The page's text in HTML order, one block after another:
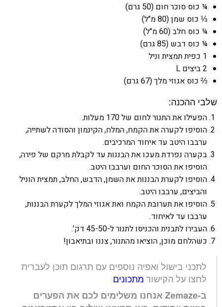
¼ כוס סוכר חום (50 גרם)
⅓ כוס שמן (80 מ"ל)
¼ כוס חלב (60 מ"ל)
¼ כוס דבש (85 גרם)
⅔ כוס אגוזי מלך (67 גרם)
שלבי ההכנה:
הפעילו את התנור לחום של 170 מעלות.
הוסיפו לקערה את הקמח, המלח, הקינמון והסודה לשתייה,
ערבבו היטב עד איחוד המרכיבים.
בקערה נפרדת מעכו את הבננות עד לקבלת מרקם של פירה,
הוסיפו את הסוכר החום וערבבו היטב.
הוסיפו לקערת הבננות את השמן, הדבש, החלב, תמצית הוניל
והביצים, ערבבו היטב.
הוסיפו את תערובת הקמח ואת אגוזי המלך לקערת הבננות,
ערבבו עד לאיחוד.
העבירו לתבנית והכניסו לתנור ל-45-50 דק'.
כשהלחם מוכן, הוציאו מהתנור, צננו ובתיאבון!
לתכני בישול ואפיה נוספים עם תרגום תוכן לעברית
לחצו על הקישורמתכונים
ב-Zemaze אנחנו משלימים לכם את הפערים